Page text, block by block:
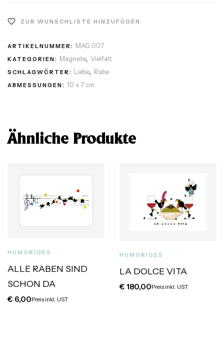
ZUR WUNSCHLISTE HINZUFÜGEN
ARTIKELNUMMER: MAG 007
KATEGORIEN: Magnete, Vielfalt
SCHLAGWÖRTER: Liebe, Rabe
ABMESSUNGEN: 10 x 7 cm
Ähnliche Produkte
HUMORIGES
ALLE RABEN SIND
SCHON DA
€ 6,00Preis inkl. UST
HUMORIGES
LA DOLCE VITA
€ 180,00Preis inkl. UST